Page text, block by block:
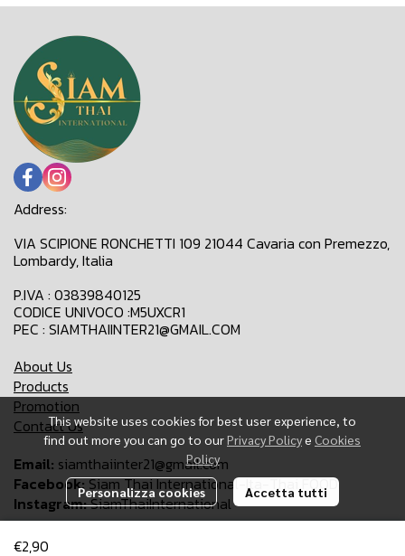
€2,90
This website uses cookies for best user experience, to
find out more you can go to ourPrivacy Policye Cookies
Policy
Personalizza cookies Accetta tutti
Address:
VIA SCIPIONE RONCHETTI 109 21044 Cavaria con Premezzo,
Lombardy, Italia
P.IVA : 03839840125
CODICE UNIVOCO :M5UXCR1
PEC : SIAMTHAIINTER21@GMAIL.COM
About Us
Products
Promotion
Contact Us
Email: siamthaiinter21@gmail.com
Facebook:Siam Thai International-Ita-Thai FOOD
Instagram:SiamThaiInternational